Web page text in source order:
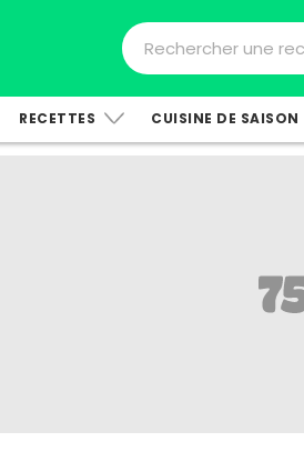
RECETTES CUISINE DE SAISON